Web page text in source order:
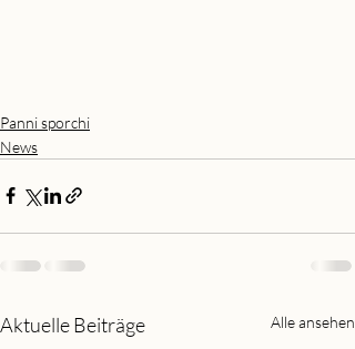
Panni sporchi
News
Aktuelle Beiträge Alle ansehen